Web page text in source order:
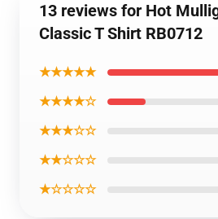
13 reviews for Hot
Classic T Shirt RB0712
★★★★★
★★★★☆
★★★☆☆
★★☆☆☆
★☆☆☆☆